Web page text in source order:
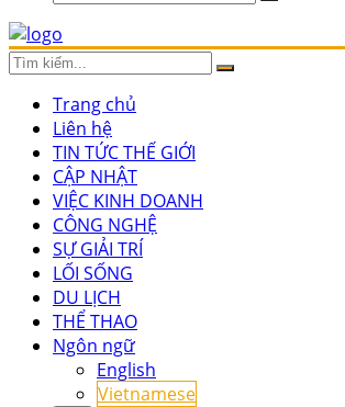
Trang chủ
Liên hệ
TIN TỨC THẾ GIỚI
CẬP NHẬT
VIỆC KINH DOANH
CÔNG NGHỆ
SỰ GIẢI TRÍ
LỐI SỐNG
DU LỊCH
THỂ THAO
Ngôn ngữ
English
Vietnamese